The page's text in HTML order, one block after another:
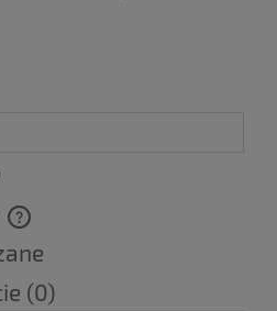
kosztów płatności
(0)